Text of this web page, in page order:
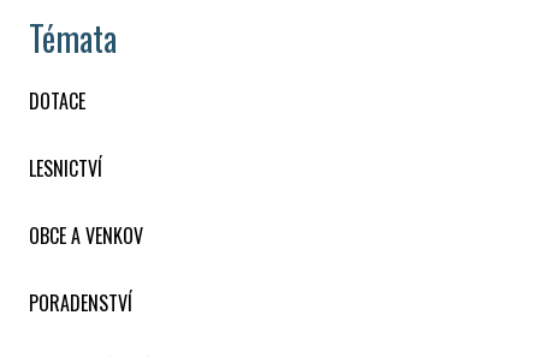
Témata
DOTACE
LESNICTVÍ
OBCE A VENKOV
PORADENSTVÍ